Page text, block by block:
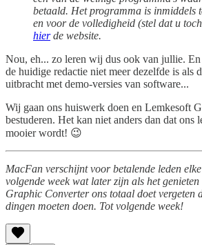
betaald. Het programma is inmiddels
en voor de volledigheid (stel dat u
hierde website.
Nou, eh... zo leren wij dus ook van jullie.
de huidige redactie niet meer dezelfde is als
uitbracht met demo-versies van software...
Wij gaan ons huiswerk doen en Lemkesoft
bestuderen. Het kan niet anders dan dat ons
mooier wordt! 😉
MacFan verschijnt voor betalende leden
volgende week wat later zijn als het
Graphic Converter ons totaal doet vergeten
dingen moeten doen. Tot volgende week!